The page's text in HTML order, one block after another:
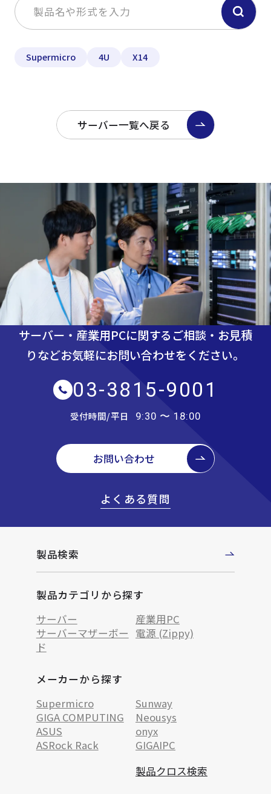
Supermicro 4U X14
サーバー一覧へ戻る
サーバー・産業用PCに関するご相談・お見積
りなどお気軽にお問い合わせをください。
03-3815-9001
受付時間/平日 9:30 〜 18:00
お問い合わせ
よくある質問
製品検索
製品カテゴリから探す
サーバー
産業用PC
サーバーマザーボー
ド
電源 (Zippy)
メーカーから探す
Supermicro
Sunway
GIGA COMPUTING
Neousys
ASUS
onyx
ASRock Rack
GIGAIPC
製品クロス検索